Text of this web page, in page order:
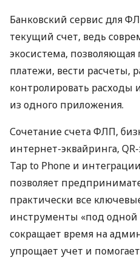
Банковский сервис для
текущий счет, ведь
экосистема,
платежи, вести расчеты,
контролировать расходы
из одного приложения.
Сочетание счета ФЛП,
интернет-эквайринга,
Tap to Phone и
позволяет
практически все
инструменты «под
сокращает время на
упрощает учет и